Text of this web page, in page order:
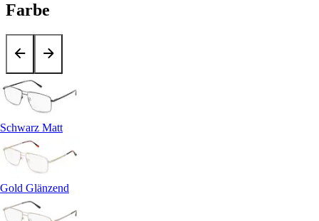
Farbe
Schwarz Matt
Gold Glänzend